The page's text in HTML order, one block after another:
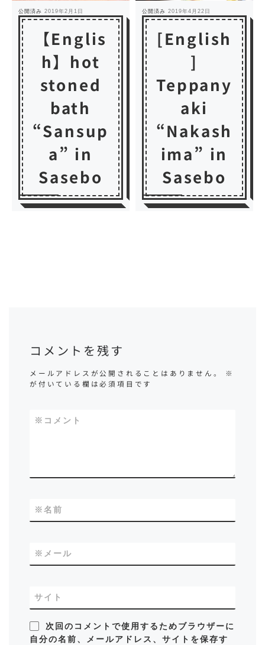
公開済み 2019年2月1日
【Englis
h】hot
stoned
bath
“Sansup
a” in
Sasebo
公開済み 2019年4月22日
[English
]
Teppany
aki
“Nakash
ima” in
Sasebo
コメントを残す
メールアドレスが公開されることはありません。
※
が付いている欄は必須項目です
コメント
※
名前
※
メール
※
サイト
次回のコメントで使用するためブラウザーに
自分の名前、メールアドレス、サイトを保存す